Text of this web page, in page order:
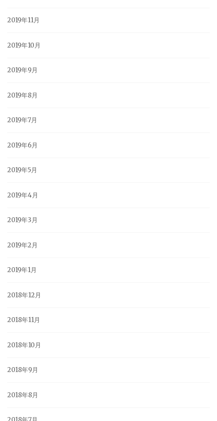
2019年11月
2019年10月
2019年9月
2019年8月
2019年7月
2019年6月
2019年5月
2019年4月
2019年3月
2019年2月
2019年1月
2018年12月
2018年11月
2018年10月
2018年9月
2018年8月